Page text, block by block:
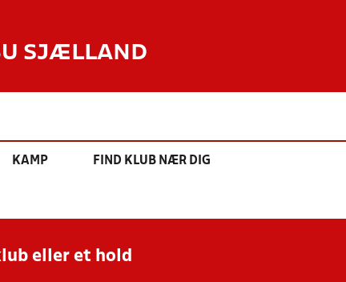
SJÆLLAND
KAMP FIND KLUB NÆR DIG
eller et hold